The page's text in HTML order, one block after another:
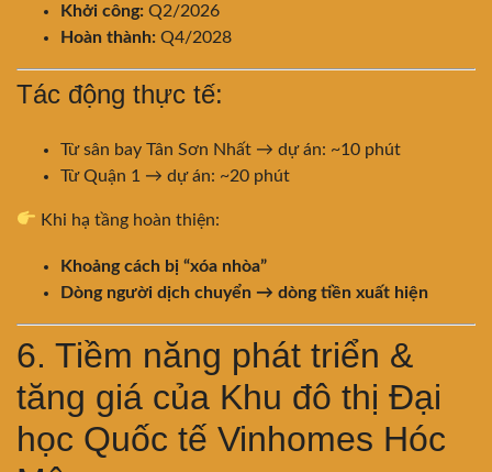
Khởi công: Q2/2026
Hoàn thành: Q4/2028
Tác động thực tế:
Từ sân bay Tân Sơn Nhất → dự án: ~10 phút
Từ Quận 1 → dự án: ~20 phút
Khi hạ tầng hoàn thiện:
Khoảng cách bị “xóa nhòa”
Dòng người dịch chuyển → dòng tiền xuất hiện
6. Tiềm năng phát triển &
tăng giá của Khu đô thị Đại
học Quốc tế Vinhomes Hóc